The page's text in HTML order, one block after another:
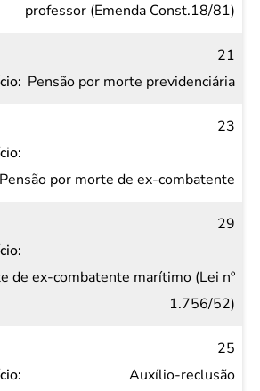
professor (Emenda Const.18/81)
21
Pensão por morte previdenciária
23
Pensão por morte de ex-combatente
29
de ex-combatente marítimo (Lei nº
1.756/52)
25
Auxílio-reclusão